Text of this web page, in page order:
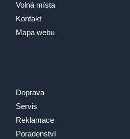
Volná místa
Kontakt
Mapa webu
Doprava
Servis
Reklamace
Poradenství